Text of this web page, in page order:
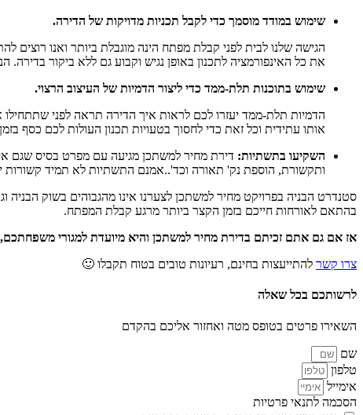
שימוש במודד מוסמך כדי לקבל תכניות מדויקות של הדירה.
הגישה שלנו לבית לפני קבלת מפתח הינה מוגבלת ביותר ואנו רוצים
את כל האינפורמציה לתכנון באופן נגיש וקבוע גם ללא ביקור בדירה.
שימוש בתוכנות תלת-ממד כדי ליצור הדמיות של העיצוב הרצוי.
הדמיות תלת-ממד יעזרו לכם לראות איך הדירה תראה לפני שתתחילו
אותו עתידית וכל זאת כדי לחסוך בטעויות תכנון העולות לכם כסף
השקיעו בתשתיות: דירת מחיר למשתכן מגיעה עם מפרט בסיס שגם
ותקשורת, הוספת נק' תאורה וכד'..אמנם התשתיות לא תמיד קשורות
סטנדרט הבניה בפרויקט מחיר למשתכן לצערנו אינו מהגבוהים בשוק הבניה
בהתאם לאורחות חייכם בזמן הקצר ביותר מרגע קבלת המפתח.
אז אם גם אתם זכיתם בדירת מחיר למשתכן והיא מיועדת למגורי
צרו קשר להתייעצות בחינם, רעיונות טובים בטוח תקבלו 🙂
לרשותכם בכל שאלה
השאירו פרטים בטופס מטה ואחזור אליכם בהקדם
שם
טלפון
אימייל
הסכמה לתנאי פרטיות